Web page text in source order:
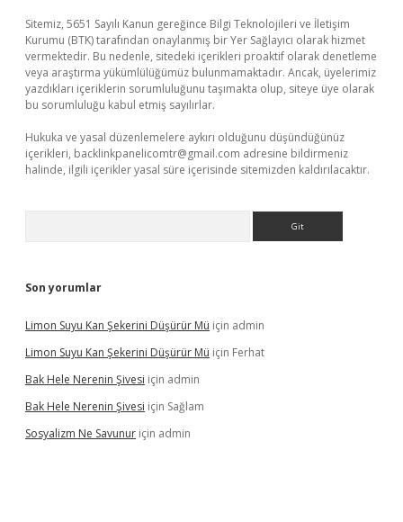
Sitemiz, 5651 Sayılı Kanun gereğince Bilgi Teknolojileri ve İletişim
Kurumu (BTK) tarafından onaylanmış bir Yer Sağlayıcı olarak hizmet
vermektedir. Bu nedenle, sitedeki içerikleri proaktif olarak denetleme
veya araştırma yükümlülüğümüz bulunmamaktadır. Ancak, üyelerimiz
yazdıkları içeriklerin sorumluluğunu taşımakta olup, siteye üye olarak
bu sorumluluğu kabul etmiş sayılırlar.
Hukuka ve yasal düzenlemelere aykırı olduğunu düşündüğünüz
içerikleri, backlinkpanelicomtr@gmail.com adresine bildirmeniz
halinde, ilgili içerikler yasal süre içerisinde sitemizden kaldırılacaktır.
Son yorumlar
Limon Suyu Kan Şekerini Düşürür Mü için admin
Limon Suyu Kan Şekerini Düşürür Mü için Ferhat
Bak Hele Nerenin Şivesi için admin
Bak Hele Nerenin Şivesi için Sağlam
Sosyalizm Ne Savunur için admin